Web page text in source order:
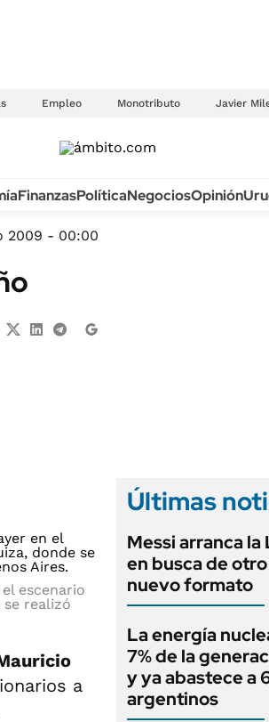
Empleo Monotributo Javier
GENERAL
FinanzasPolíticaNegociosOpinión
2009 - 00:00
escenario
realizó
a
Últimas
Messi arranca la
en busca de
nuevo formato
La energía
7% de la
y ya abastece a
argentinos